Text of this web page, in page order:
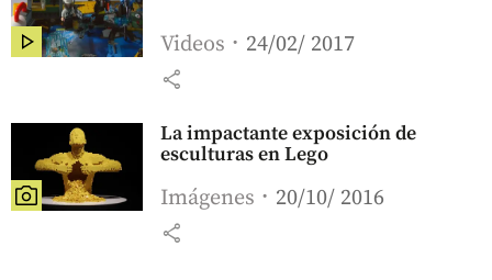
Videos 24/02/ 2017
share
La impactante exposición de
esculturas en Lego
Imágenes 20/10/ 2016
share